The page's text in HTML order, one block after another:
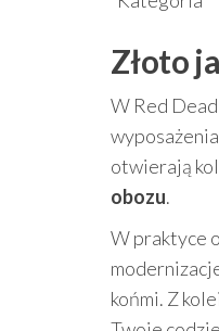
Złoto
W Red
otwierają
obozu.
W praktyce
końmi. Z